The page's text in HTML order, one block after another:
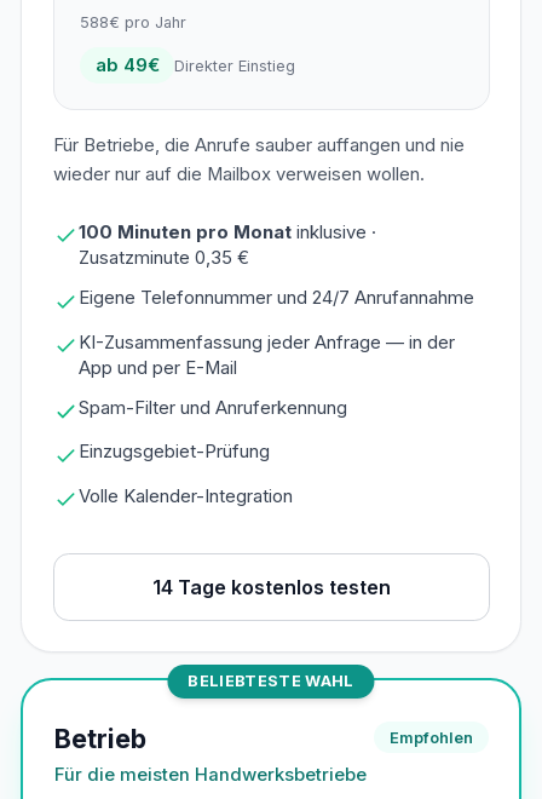
588€ pro Jahr
ab 49€ Direkter Einstieg
Für Betriebe, die Anrufe sauber auffangen und nie
wieder nur auf die Mailbox verweisen wollen.
100 Minuten pro Monatinklusive ·
Zusatzminute 0,35 €
Eigene Telefonnummer und 24/7 Anrufannahme
KI-Zusammenfassung jeder Anfrage — in der
App und per E-Mail
Spam-Filter und Anruferkennung
Einzugsgebiet-Prüfung
Volle Kalender-Integration
14 Tage kostenlos testen
BELIEBTESTE WAHL
Betrieb
Für die meisten Handwerksbetriebe
Empfohlen